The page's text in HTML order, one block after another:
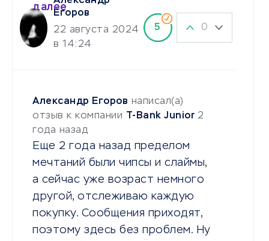
далее
Егоров
22 августа 2024
в 14:24
5 0
Александр Егоров написал(а)
отзыв к компании
T-Bank Junior 2
года назад
Еще 2 года назад пределом
мечтаний были чипсы и слаймы,
а сейчас уже возраст немного
другой, отслеживаю каждую
покупку. Сообщения приходят,
поэтому здесь без проблем. Ну